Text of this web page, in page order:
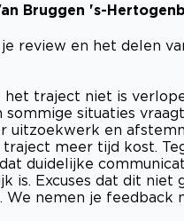
Bruggen 's-
review en het delen
het traject niet is
sommige situaties
uitzoekwerk en
traject meer tijd kost.
duidelijke
is. Excuses dat dit niet
We nemen je feedback